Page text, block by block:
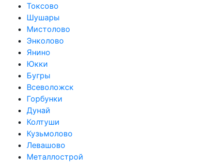
Токсово
Шушары
Мистолово
Энколово
Янино
Юкки
Бугры
Всеволожск
Горбунки
Дунай
Колтуши
Кузьмолово
Левашово
Металлострой